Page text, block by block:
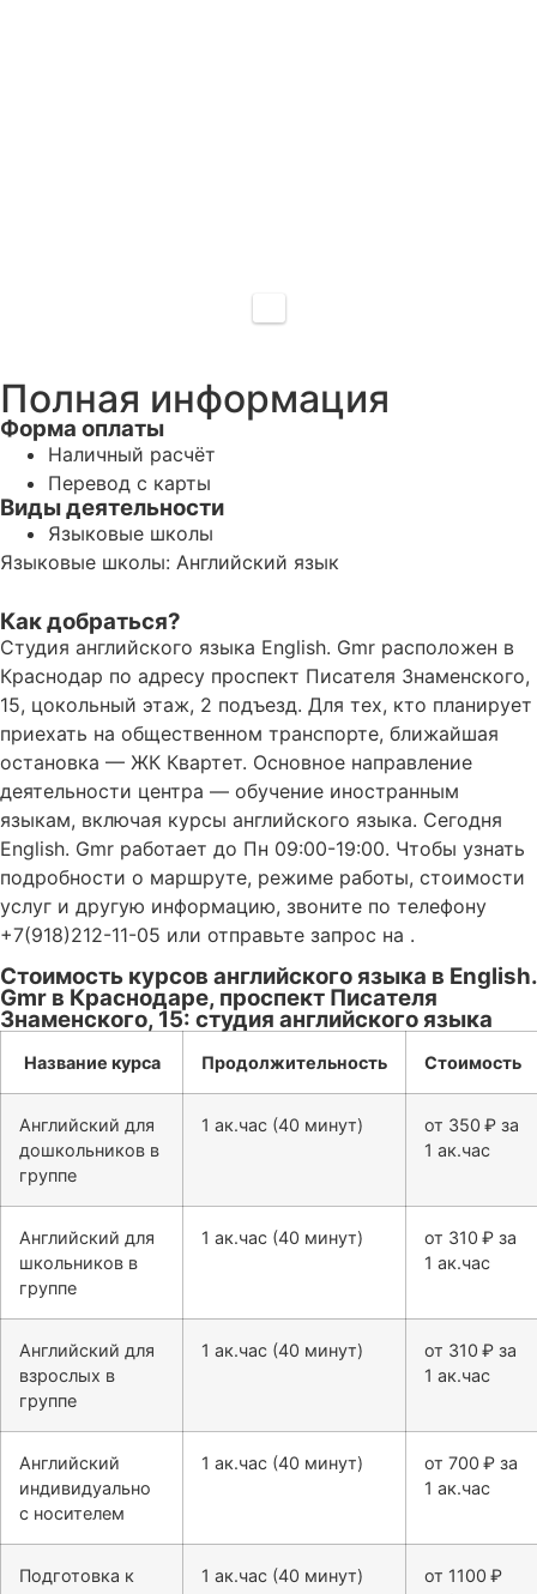
Полная информация
Форма оплаты
Наличный расчёт
Перевод с карты
Виды деятельности
Языковые школы
Языковые школы: Английский язык
Как добраться?
Студия английского языка English. Gmr расположен в
Краснодар по адресу проспект Писателя Знаменского,
15, цокольный этаж, 2 подъезд. Для тех, кто планирует
приехать на общественном транспорте, ближайшая
остановка — ЖК Квартет. Основное направление
деятельности центра — обучение иностранным
языкам, включая курсы английского языка. Сегодня
English. Gmr работает до Пн 09:00-19:00. Чтобы узнать
подробности о маршруте, режиме работы, стоимости
услуг и другую информацию, звоните по телефону
+7(918)212-11-05 или отправьте запрос на .
Стоимость курсов английского языка в English.
Gmr в Краснодаре, проспект Писателя
Знаменского, 15: студия английского языка
Название курса Продолжительность Стоимость
Английский для
дошкольников в
группе
1 ак.час (40 минут)
от 350 ₽ за
1 ак.час
Английский для
школьников в
группе
1 ак.час (40 минут)
от 310 ₽ за
1 ак.час
Английский для
взрослых в
группе
1 ак.час (40 минут)
от 310 ₽ за
1 ак.час
Английский
индивидуально
с носителем
1 ак.час (40 минут)
от 700 ₽ за
1 ак.час
Подготовка к
1 ак.час (40 минут)
от 1100 ₽